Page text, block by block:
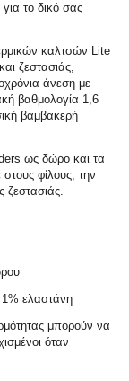
το δικό σας
καλτσών Lite
ζεστασιάς,
άνεση με
βαθμολογία 1,6
βαμβακερή
ως δώρο και τα
στους φίλους, την
ζεστασιάς.
ελαστάνη
μπορούν να
όταν